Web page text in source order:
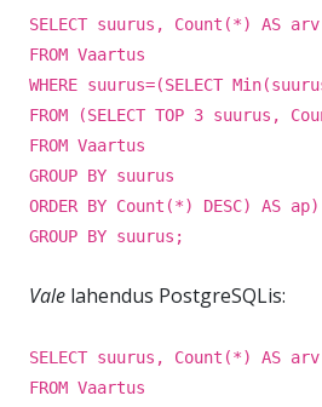
SELECT suurus, Count(*) AS arv
FROM Vaartus
WHERE suurus=(SELECT
FROM (SELECT TOP 3 suurus,
FROM Vaartus
GROUP BY suurus
ORDER BY Count(*) DESC) AS ap)
GROUP BY suurus;
Vale lahendus PostgreSQLis:
SELECT suurus, Count(*) AS arv
FROM Vaartus